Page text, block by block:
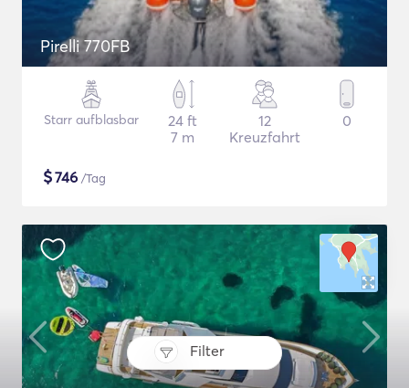
Filter
Pirelli 770FB
Starr aufblasbar
24 ft
7 m
12
Kreuzfahrt
0
$746 /Tag